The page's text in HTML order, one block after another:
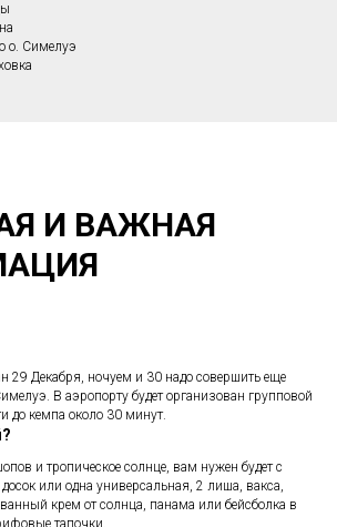
о. Симелуэ
И ВАЖНАЯ
29 Декабря, ночуем и 30 надо совершить еще
В аэропорту будет организован групповой
до кемпа около 30 минут.
и тропическое солнце, вам нужен будет с
или одна универсальная, 2 лиша, вакса,
крем от солнца, панама или бейсболка в
тапочки.